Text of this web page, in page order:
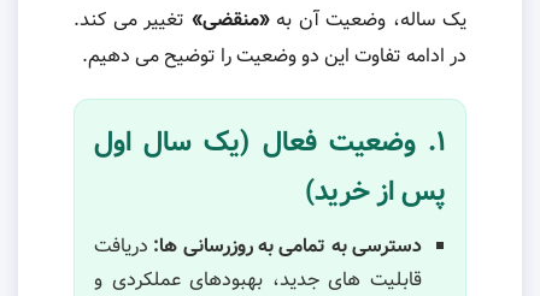
یک ساله، وضعیت آن به«منقضی» تغییر می کند.
در ادامه تفاوت این دو وضعیت را توضیح می دهیم.
۱. وضعیت فعال (یک سال اول
پس از خرید)
دسترسی به تمامی به روزرسانی ها: دریافت
قابلیت های جدید، بهبودهای عملکردی و